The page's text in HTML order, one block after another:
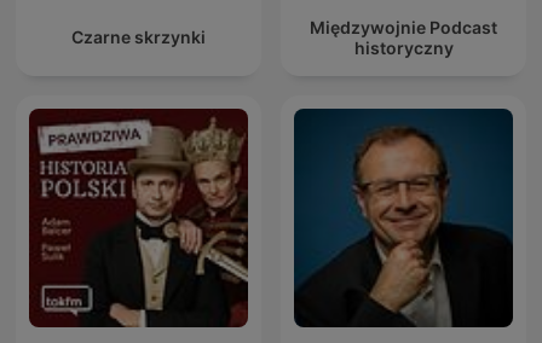
Czarne skrzynki
Międzywojnie Podcast
historyczny